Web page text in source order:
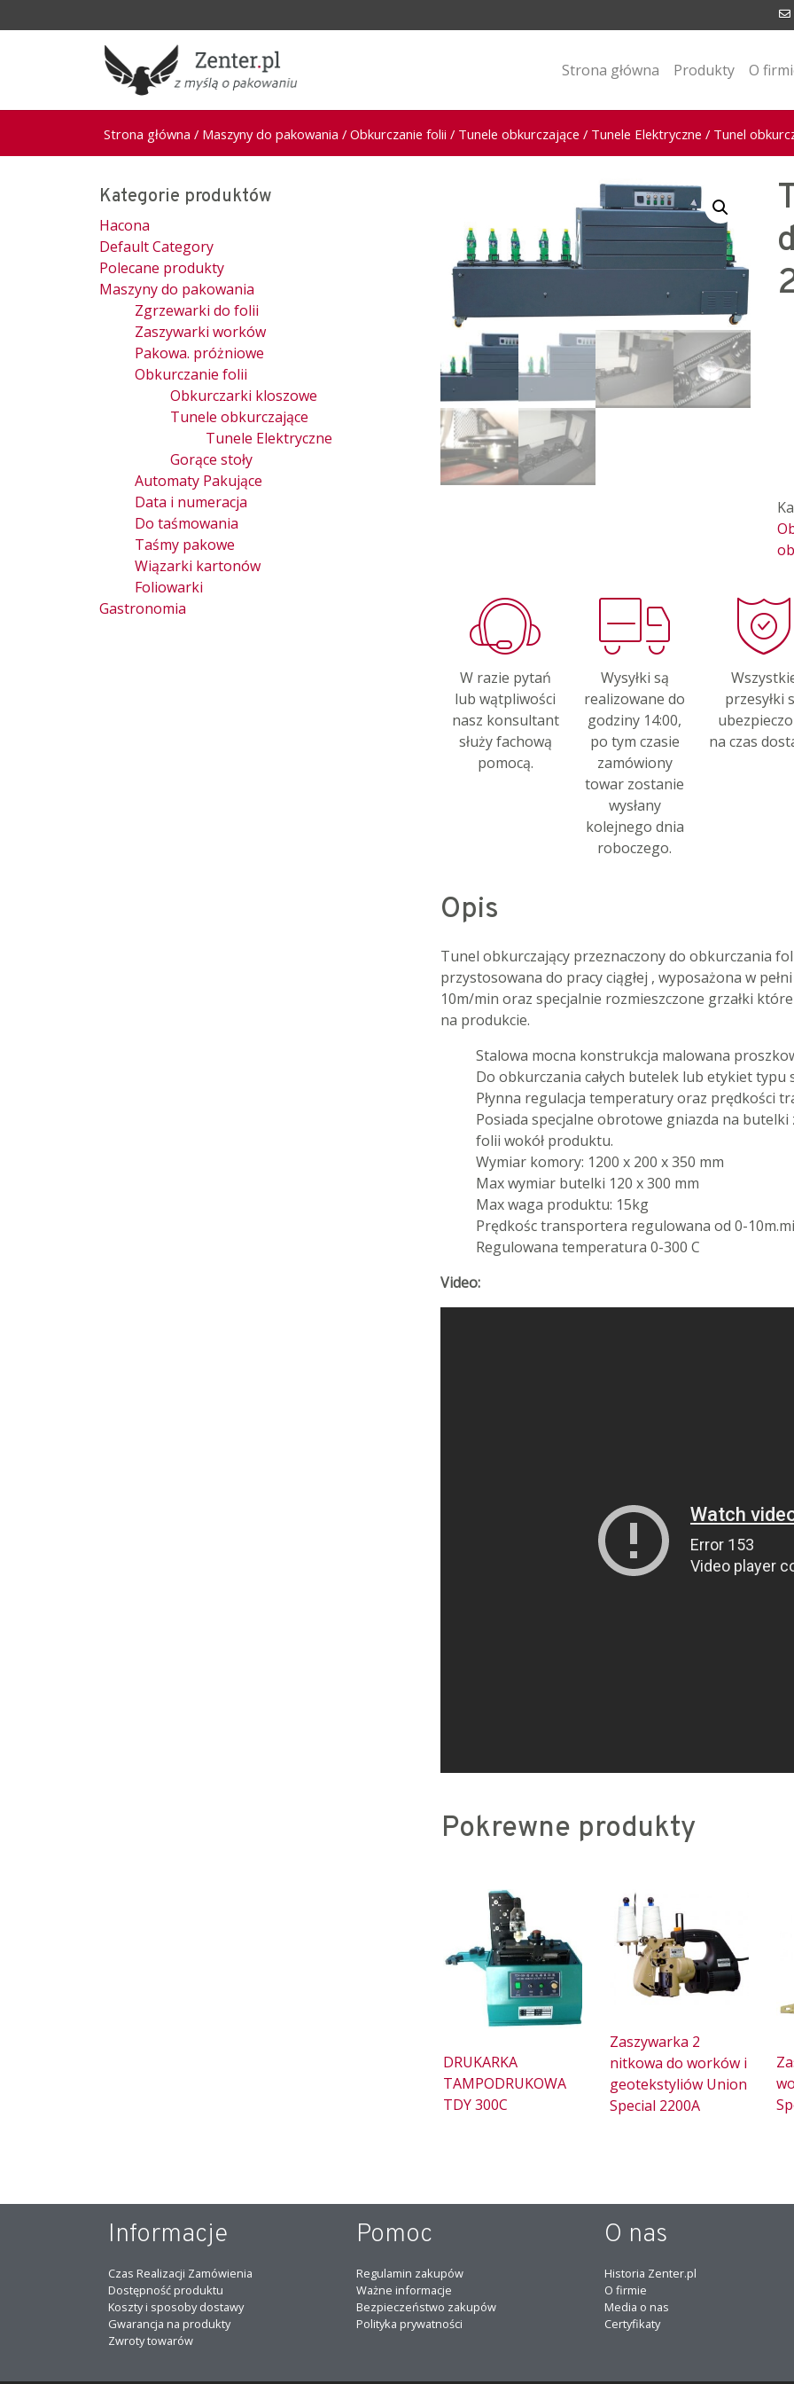
Strona główna Produkty O
Strona główna / Maszyny do pakowania / Obkurczanie folii / Tunele obkurczające / Tunele Elektryczne / Tunel
Kategorie produktów
Hacona
Default Category
Polecane produkty
Maszyny do pakowania
Zgrzewarki do folii
Zaszywarki worków
Pakowa. próżniowe
Obkurczanie folii
Obkurczarki kloszowe
Tunele obkurczające
Tunele Elektryczne
Gorące stoły
Automaty Pakujące
Data i numeracja
Do taśmowania
Taśmy pakowe
Wiązarki kartonów
Foliowarki
Gastronomia
W razie pytań
lub wątpliwości
nasz konsultant
służy fachową
pomocą.
Wysyłki są
realizowane do
godziny 14:00,
po tym czasie
zamówiony
towar zostanie
wysłany
kolejnego dnia
roboczego.
przesyłki
na czas
Opis
Tunel obkurczający przeznaczony do obkurczania
przystosowana do pracy ciągłej , wyposażona w
10m/min oraz specjalnie rozmieszczone grzałki
na produkcie.
Stalowa mocna konstrukcja malowana
Do obkurczania całych butelek lub etykiet typu
Płynna regulacja temperatury oraz prędkości
Posiada specjalne obrotowe gniazda na
folii wokół produktu.
Wymiar komory: 1200 x 200 x 350 mm
Max wymiar butelki 120 x 300 mm
Max waga produktu: 15kg
Prędkośc transportera regulowana od 0-
Regulowana temperatura 0-300 C
Video:
Pokrewne produkty
DRUKARKA
TAMPODRUKOWA
TDY 300C
Zaszywarka 2
nitkowa do worków i
geotekstyliów Union
Special 2200A
Informacje
Czas Realizacji Zamówienia
Dostępność produktu
Koszty i sposoby dostawy
Gwarancja na produkty
Zwroty towarów
Pomoc
Regulamin zakupów
Ważne informacje
Bezpieczeństwo zakupów
Polityka prywatności
O nas
Historia Zenter.pl
O firmie
Media o nas
Certyfikaty